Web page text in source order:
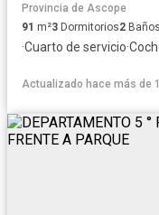
Provincia de Ascope
91 m²3 Dormitorios2 Baños
·Cuarto de servicio·
Actualizado hace más de